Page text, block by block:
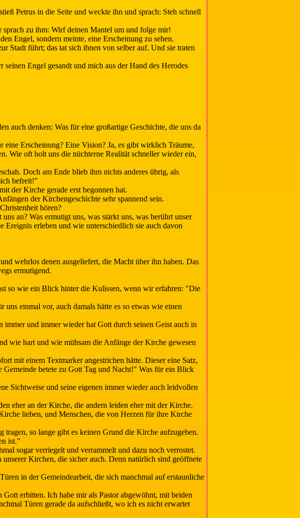
Petrus in die Seite und weckte ihn und sprach: Steh schnell
zu ihm: Wirf deinen Mantel um und folge mir!
Engel, sondern meinte, eine Erscheinung zu sehen.
Stadt führt; das tat sich ihnen von selber auf. Und sie traten
Engel gesandt und mich aus der Hand des Herodes
auch denken: Was für eine großartige Geschichte, die uns da
Erscheinung? Eine Vision? Ja, es gibt wirklich Träume,
Wie oft holt uns die nüchterne Realität schneller wieder ein,
Doch am Ende blieb ihm nichts anderes übrig, als
befreit!"
der Kirche gerade erst begonnen hat.
der Kirchengeschichte sehr spannend sein.
hören?
an? Was ermutigt uns, was stärkt uns, was berührt unser
Ereignis erleben und wie unterschiedlich sie auch davon
wehrlos denen ausgeliefert, die Macht über ihn haben. Das
ermutigend.
so wie ein Blick hinter die Kulissen, wenn wir erfahren: "Die
einmal vor, auch damals hätte es so etwas wie einen
und immer wieder hat Gott durch seinen Geist auch in
wie hart und wie mühsam die Anfänge der Kirche gewesen
mit einem Textmarker angestrichen hätte. Dieser eine Satz,
betete zu Gott Tag und Nacht!" Was für ein Blick
Sichtweise und seine eigenen immer wieder auch leidvollen
eher an der Kirche, die andern leiden eher mit der Kirche.
lieben, und Menschen, die von Herzen für ihre Kirche
so lange gibt es keinen Grund die Kirche aufzugeben.
ist."
sogar verriegelt und verrammelt und dazu noch verrostet.
Kirchen, die sicher auch. Denn natürlich sind geöffnete
in der Gemeindearbeit, die sich manchmal auf erstaunliche
erbitten. Ich habe mir als Pastor abgewöhnt, mit beiden
Türen gerade da aufschließt, wo ich es nicht erwartet